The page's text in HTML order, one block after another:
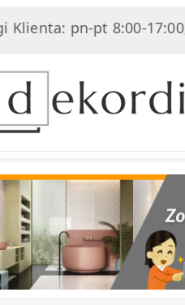
pn-pt 8:00-17:00, sob